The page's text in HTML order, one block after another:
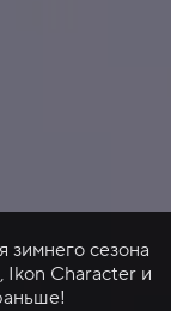
сезона
Ikon Character и